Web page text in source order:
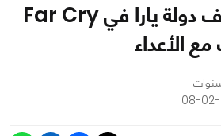
يمكنك استكشاف دولة يارا في Far Cry